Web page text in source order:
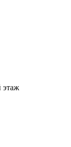
этаж